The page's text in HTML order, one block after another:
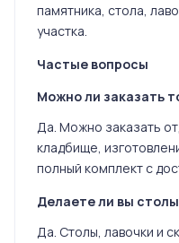
памятника, стола,
участка.
Частые вопросы
Можно ли заказать
Да. Можно заказать
кладбище,
полный комплект с
Делаете ли вы
Да. Столы, лавочки и